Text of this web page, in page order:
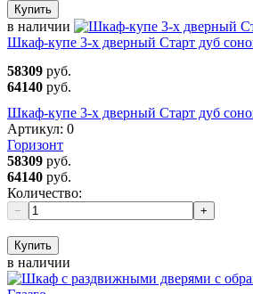
Купить
в наличии
Шкаф-купе 3-х дверный Старт дуб
58309 руб.
64140 руб.
Шкаф-купе 3-х дверный Старт дуб
Артикул: 0
Горизонт
58309 руб.
64140 руб.
Количество:
− +
Купить
в наличии